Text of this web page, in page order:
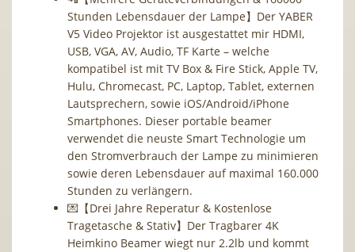
Stunden Lebensdauer der Lampe】Der YABER
V5 Video Projektor ist ausgestattet mir HDMI,
USB, VGA, AV, Audio, TF Karte – welche
kompatibel ist mit TV Box & Fire Stick, Apple TV,
Hulu, Chromecast, PC, Laptop, Tablet, externen
Lautsprechern, sowie iOS/Android/iPhone
Smartphones. Dieser portable beamer
verwendet die neuste Smart Technologie um
den Stromverbrauch der Lampe zu minimieren
sowie deren Lebensdauer auf maximal 160.000
Stunden zu verlängern.
💌【Drei Jahre Reperatur & Kostenlose
Tragetasche & Stativ】Der Tragbarer 4K
Heimkino Beamer wiegt nur 2.2lb und kommt